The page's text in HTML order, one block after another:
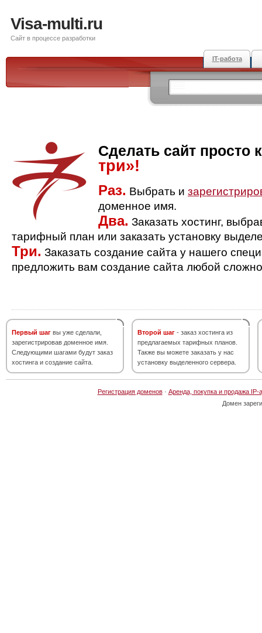
Visa-multi.ru
Сайт в процессе разработки
IT-работа
Сделать сайт просто
три»!
Раз. Выбрать и
доменное имя.
Два. Заказать хостинг,
тарифный план или заказать установку
Три. Заказать создание сайта у нашего
предложить вам создание сайта любой
Первый шаг вы уже сделали,
зарегистрировав доменное имя.
Следующими шагами будут заказ
хостинга и создание сайта.
Второй шаг - заказ хостинга из
предлагаемых тарифных планов.
Также вы можете заказать у нас
установку выделенного сервера.
Регистрация доменов· Аренда, покупка и продажа IP-
Домен